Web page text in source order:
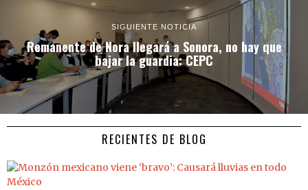
SIGUIENTE NOTICIA
Remanente de Nora llegará a Sonora, no hay que
bajar la guardia: CEPC
RECIENTES DE BLOG